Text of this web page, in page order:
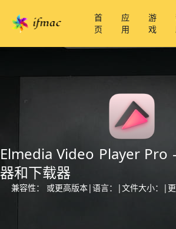
首
页
应
用
游
戏
Elmedia Video Player Pro
器和下载器
兼容性： 或更高版本|语言： |文件大小： |